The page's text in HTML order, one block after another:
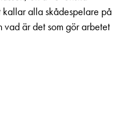
kallar alla skådespelare på
vad är det som gör arbetet